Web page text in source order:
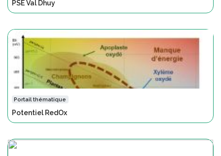
PSE Val Dhuy
Portail thématique
Potentiel RedOx